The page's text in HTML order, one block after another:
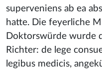
superveniens ab ea
hatte. Die feyerliche
Doktorswürde wurde
Richter: de lege
legibus medicis,